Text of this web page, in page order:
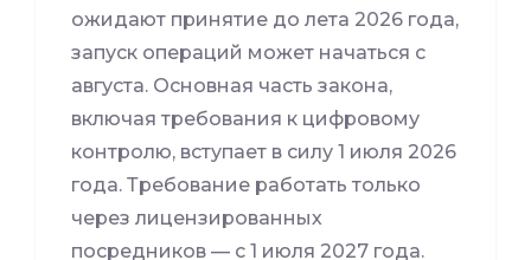
ожидают принятие до лета 2026 года,
запуск операций может начаться с
августа. Основная часть закона,
включая требования к цифровому
контролю, вступает в силу 1 июля 2026
года. Требование работать только
через лицензированных
посредников — с 1 июля 2027 года.